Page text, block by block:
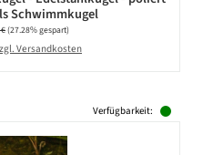
Schwimmkugel
Preis:
(27.28% gespart)
Versandkosten
Verfügbarkeit: